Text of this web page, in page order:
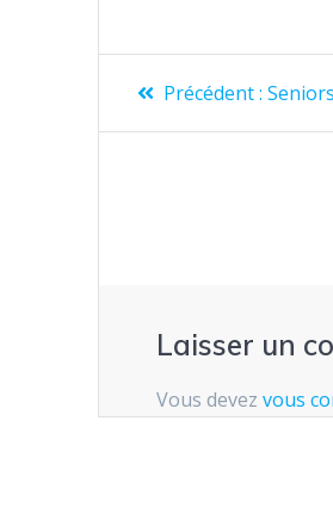
de
Précédent : Article
Laisser un
Vous devezvous